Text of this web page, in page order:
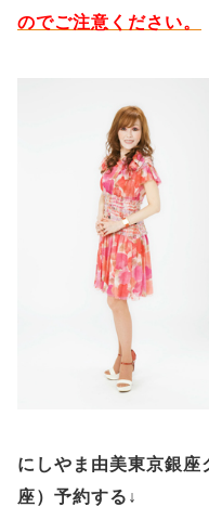
のでご注意ください。
にしやま由美東京銀座
座）予約する ↓